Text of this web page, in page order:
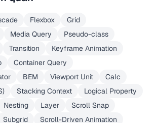
Flexbox
Grid
Media Query
Pseudo-class
Transition
Keyframe Animation
Container Query
BEM Viewport Unit
Calc
Stacking Context
Logical Property
Nesting Layer
Scroll Snap
Subgrid
Scroll-Driven Animation